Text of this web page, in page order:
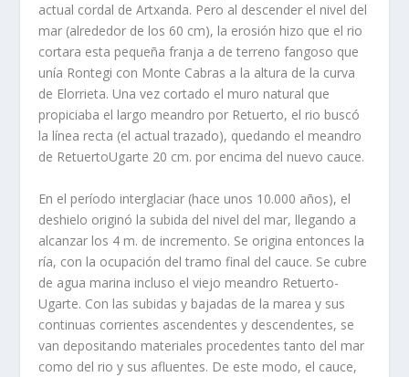
actual cordal de Artxanda. Pero al descender el nivel del
mar (alrededor de los 60 cm), la erosión hizo que el rio
cortara esta pequeña franja a de terreno fangoso que
unía Rontegi con Monte Cabras a la altura de la curva
de Elorrieta. Una vez cortado el muro natural que
propiciaba el largo meandro por Retuerto, el rio buscó
la línea recta (el actual trazado), quedando el meandro
de Retuerto­Ugarte 20 cm. por encima del nuevo cauce.
En el período interglaciar (hace unos 10.000 años), el
deshielo originó la subida del nivel del mar, llegando a
alcanzar los 4 m. de incremento. Se origina entonces la
ría, con la ocupación del tramo final del cauce. Se cubre
de agua marina incluso el viejo meandro Retuerto-
Ugarte. Con las subidas y bajadas de la marea y sus
continuas corrientes ascendentes y descendentes, se
van depositando materiales procedentes tanto del mar
como del rio y sus afluentes. De este modo, el cauce,